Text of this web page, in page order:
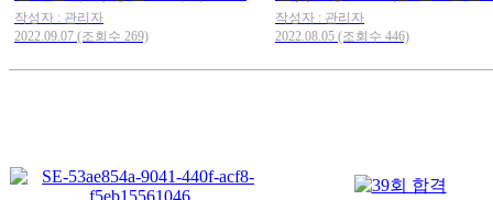
작성자 : 관리자
2022.09.07 (조회수 269)
작성자 : 관리자
2022.08.05 (조회수 446)